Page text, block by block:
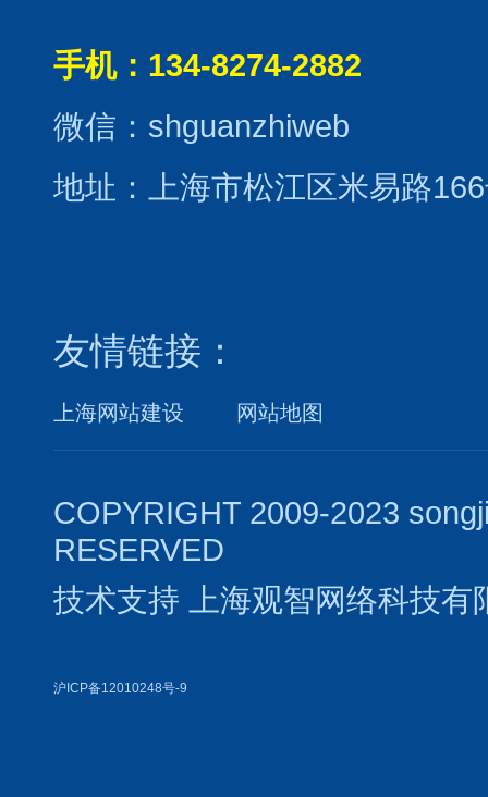
手机：134-8274-2882
微信：shguanzhiweb
地址：上海市松江区米易路
友情链接：
上海网站建设 网站地图
COPYRIGHT 2009-2023
RESERVED
技术支持
上海观智网络科技有
沪ICP备12010248号-9